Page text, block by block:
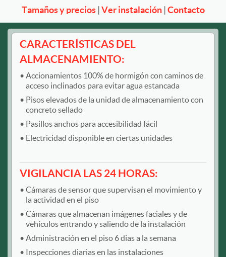
Tamaños y precios| Ver instalación| Contacto
CARACTERÍSTICAS DEL
ALMACENAMIENTO:
Accionamientos 100% de hormigón con caminos de
acceso inclinados para evitar agua estancada
Pisos elevados de la unidad de almacenamiento con
concreto sellado
Pasillos anchos para accesibilidad fácil
Electricidad disponible en ciertas unidades
VIGILANCIA LAS 24 HORAS:
Cámaras de sensor que supervisan el movimiento y
la actividad en el piso
Cámaras que almacenan imágenes faciales y de
vehículos entrando y saliendo de la instalación
Administración en el piso 6 dias a la semana
Inspecciones diarias en las instalaciones